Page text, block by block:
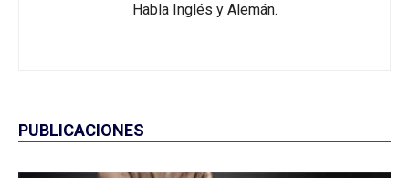
Habla Inglés y Alemán.
PUBLICACIONES